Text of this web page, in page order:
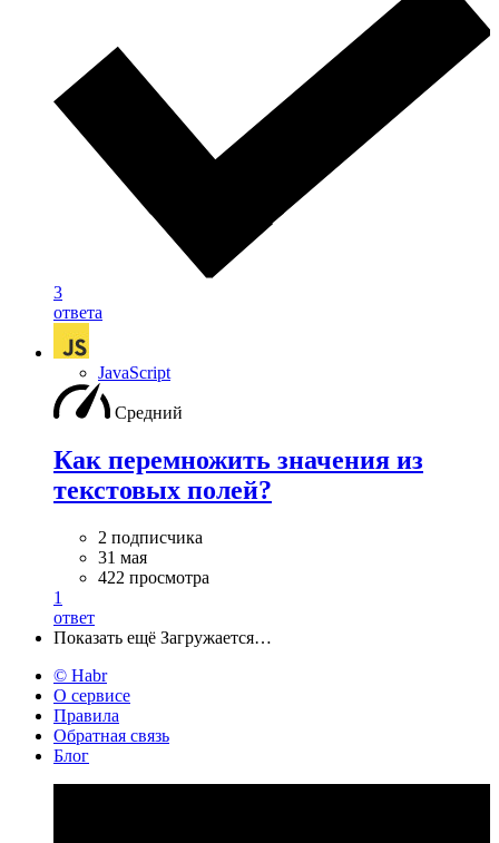
3
ответа
JavaScript
Средний
Как перемножить значения из
текстовых полей?
2 подписчика
31 мая
422 просмотра
1
ответ
Показать ещё Загружается…
© Habr
О сервисе
Правила
Обратная связь
Блог